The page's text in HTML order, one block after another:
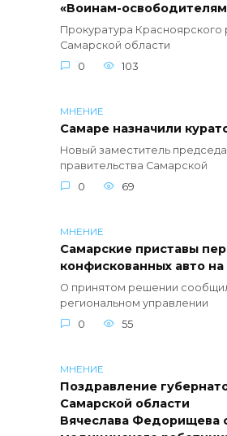
«Воинам-
Прокуратура Красноярского
Самарской области
0
103
МНЕНИЕ
Самаре назначили
Новый заместитель
правительства Самарской
0
69
МНЕНИЕ
Самарские приставы
конфискованных авто
О принятом решении
региональном управлении
0
55
МНЕНИЕ
Поздравление
Самарской области
Вячеслава Федорищева